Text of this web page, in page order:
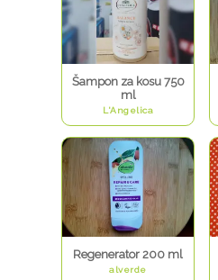
Šampon za kosu 750
ml
L'Angelica
Regenerator 200 ml
alverde